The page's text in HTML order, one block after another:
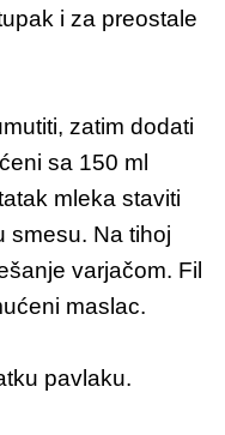
i za preostale
zatim dodati
sa 150 ml
mleka staviti
smesu. Na tihoj
varjačom. Fil
maslac.
pavlaku.